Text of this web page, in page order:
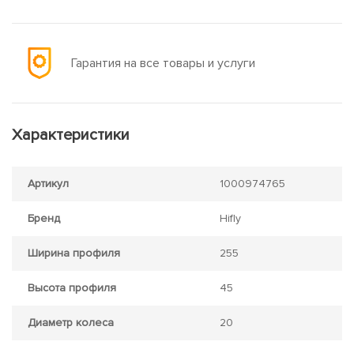
Гарантия на все товары и услуги
Характеристики
Артикул 1000974765
Бренд Hifly
Ширина профиля 255
Высота профиля 45
Диаметр колеса 20